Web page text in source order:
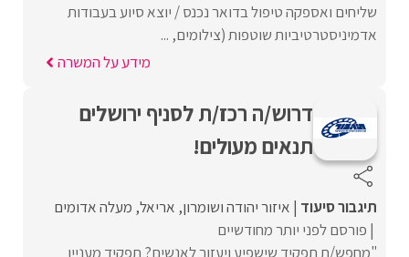
שליחים ואספקה טיפול בדואר נכנס / יוצא סיוע בעבודות
אדמיניסטרטיביות שוטפות (צילומים, ...
מידע על המשרה
דרוש/ה רכז/ת לסניף ירושלים
תנאים מעולים!
תיגבור סיעוד איזור יהודה ושומרון אריאל מעלה אדומים
פורסם לפני יותר מחודשיים
"מחפש/ת תפקיד שישפיע ויעזור לאנשים? תפקיד מעניין